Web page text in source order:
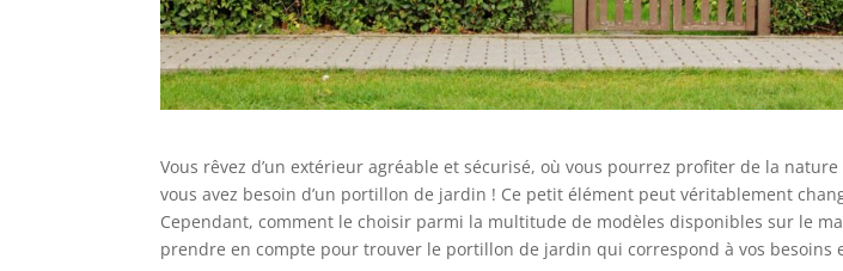
Vous rêvez d’un extérieur agréable et sécurisé, où vous pourrez profiter de la
vous avez besoin d’un portillon de jardin ! Ce petit élément peut véritablement
Cependant, comment le choisir parmi la multitude de modèles disponibles sur le
prendre en compte pour trouver le portillon de jardin qui correspond à vos besoins